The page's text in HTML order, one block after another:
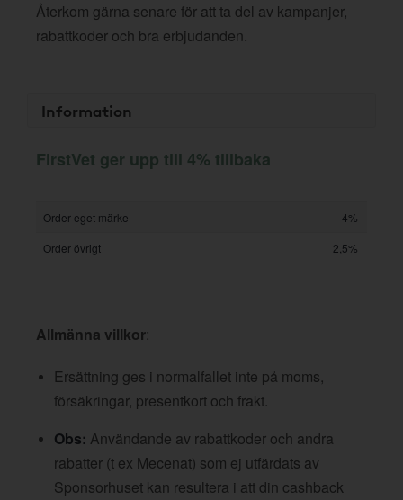
Återkom gärna senare för att ta del av kampanjer,
rabattkoder och bra erbjudanden.
Information
FirstVet ger upp till 4% tillbaka
Order eget märke
4%
Order övrigt
2,5%
Allmänna villkor:
Ersättning ges i normalfallet inte på moms,
försäkringar, presentkort och frakt.
Obs: Användande av rabattkoder och andra
rabatter (t ex Mecenat) som ej utfärdats av
Sponsorhuset kan resultera i att din cashback